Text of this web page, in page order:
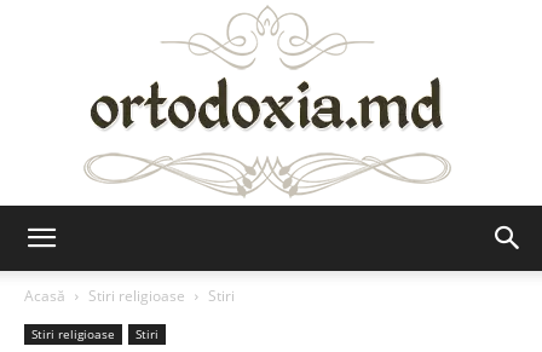
Acasă
Stiri religioase Stiri
Stiri religioase Stiri